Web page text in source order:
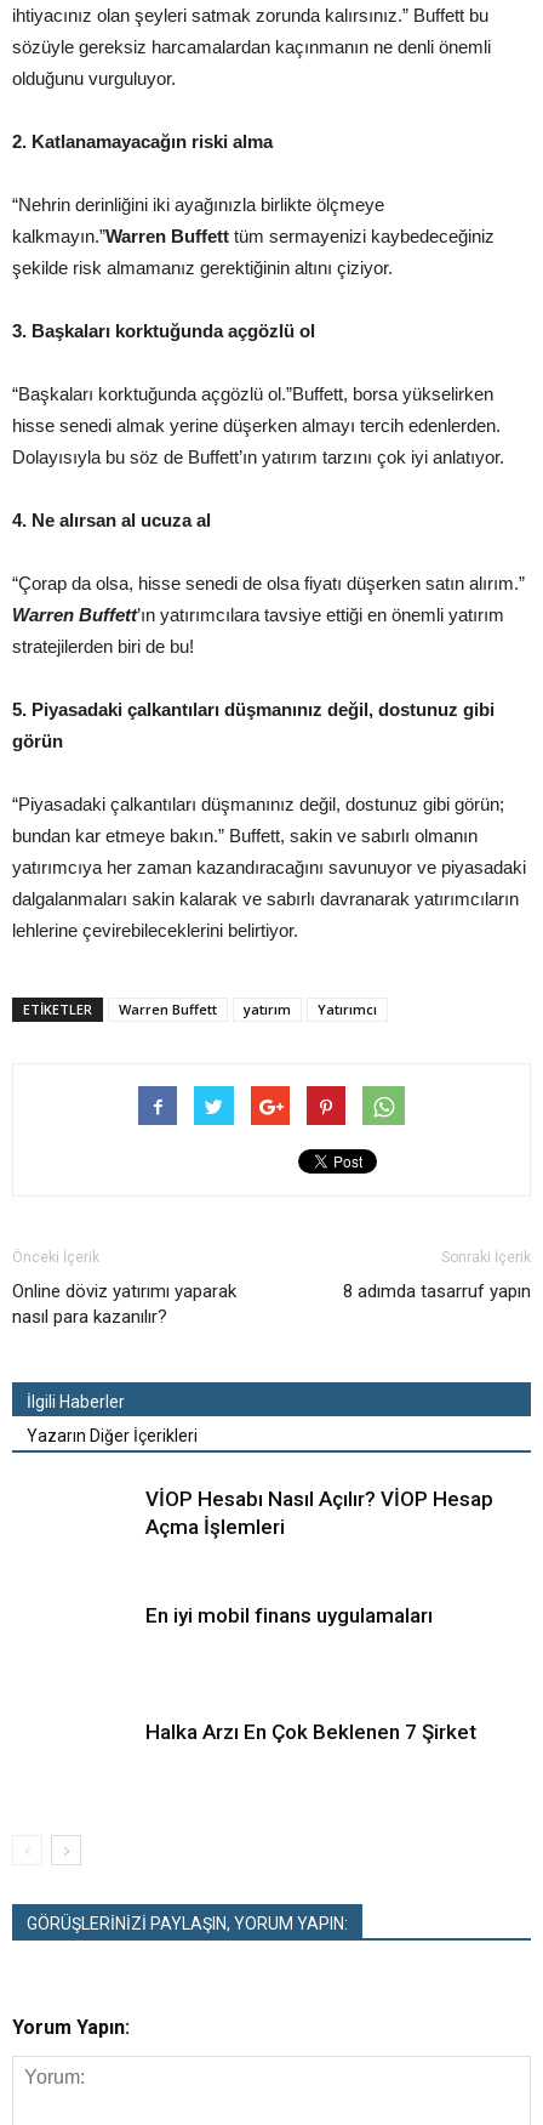
ihtiyacınız olan şeyleri satmak zorunda kalırsınız.” Buffett bu
sözüyle gereksiz harcamalardan kaçınmanın ne denli önemli
olduğunu vurguluyor.
2. Katlanamayacağın riski alma
“Nehrin derinliğini iki ayağınızla birlikte ölçmeye
kalkmayın.”Warren Buffett tüm sermayenizi kaybedeceğiniz
şekilde risk almamanız gerektiğinin altını çiziyor.
3. Başkaları korktuğunda açgözlü ol
“Başkaları korktuğunda açgözlü ol.”Buffett, borsa yükselirken
hisse senedi almak yerine düşerken almayı tercih edenlerden.
Dolayısıyla bu söz de Buffett’ın yatırım tarzını çok iyi anlatıyor.
4. Ne alırsan al ucuza al
“Çorap da olsa, hisse senedi de olsa fiyatı düşerken satın alırım.”
Warren Buffett’ın yatırımcılara tavsiye ettiği en önemli yatırım
stratejilerden biri de bu!
5. Piyasadaki çalkantıları düşmanınız değil, dostunuz gibi
görün
“Piyasadaki çalkantıları düşmanınız değil, dostunuz gibi görün;
bundan kar etmeye bakın.” Buffett, sakin ve sabırlı olmanın
yatırımcıya her zaman kazandıracağını savunuyor ve piyasadaki
dalgalanmaları sakin kalarak ve sabırlı davranarak yatırımcıların
lehlerine çevirebileceklerini belirtiyor.
ETIKETLER Warren Buffett yatırım Yatırımcı
Önceki İçerik
Online döviz yatırımı yaparak
nasıl para kazanılır?
Sonraki İçerik
8 adımda tasarruf yapın
İlgili Haberler
Yazarın Diğer İçerikleri
VİOP Hesabı Nasıl Açılır? VİOP Hesap
Açma İşlemleri
En iyi mobil finans uygulamaları
Halka Arzı En Çok Beklenen 7 Şirket
GÖRÜŞLERİNİZİ PAYLAŞIN, YORUM YAPIN:
Yorum Yapın: